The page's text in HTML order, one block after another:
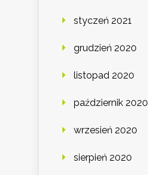
styczeń 2021
grudzień 2020
listopad 2020
październik 2020
wrzesień 2020
sierpień 2020